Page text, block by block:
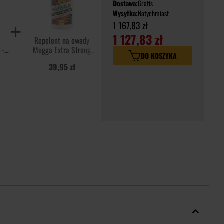
-
Repelent na owady
Mugga Extra Strong
39,95 zł
Impregnat Hadwao Nano
Textil 200 ml
39,95 zł
Dostawa:Gratis
Wysyłka:Natychmiast
1 167,83 zł
1 127,83 zł
DO KOSZYKA